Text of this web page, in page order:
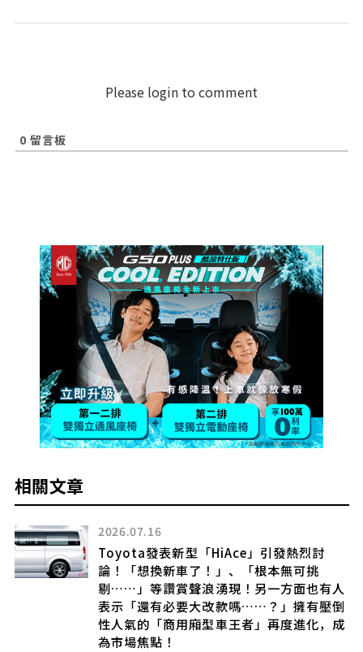
Please login to comment
0 留言板
相關文章
2026.07.16
Toyota發表新型「HiAce」引發熱烈討
論！「想換新車了！」、「根本無可挑
剔……」等讚賞聲浪湧現！另一方面也有人
表示「還有必要大改款嗎……？」擁有壓倒
性人氣的「商用廂型車王者」再度進化，成
為市場焦點！